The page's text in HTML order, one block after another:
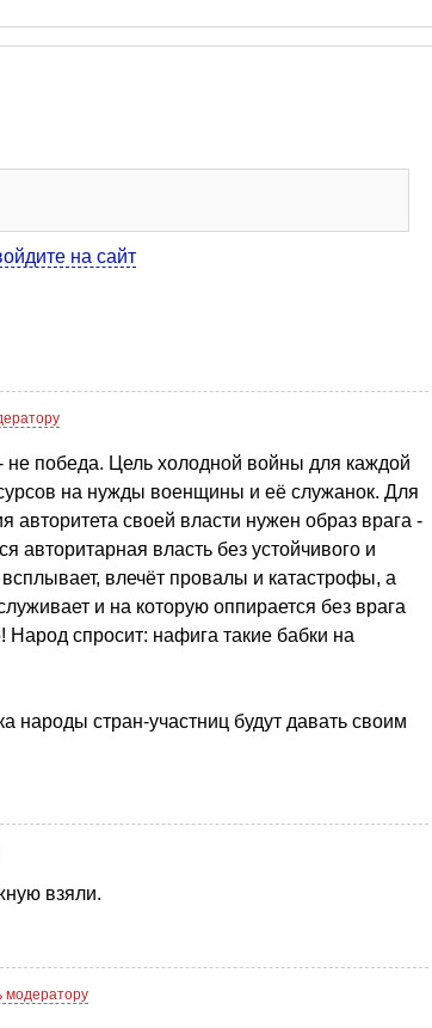
на сайт
победа. Цель холодной войны для каждой
на нужды военщины и её служанок. Для
своей власти нужен образ врага -
авторитарная власть без устойчивого и
влечёт провалы и катастрофы, а
и на которую оппирается без врага
Народ спросит: нафига такие бабки на
народы стран-участниц будут давать своим
взяли.